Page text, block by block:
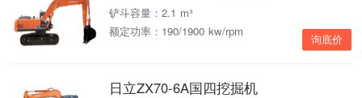
铲斗容量：2.1 m³
额定功率：190/1900 kw/rpm
询底价
日立ZX70-6A国四挖掘机